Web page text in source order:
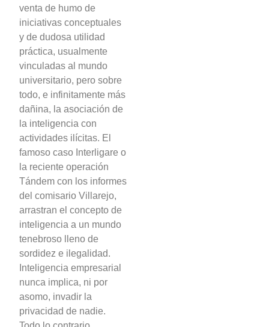
venta de humo de
iniciativas conceptuales
y de dudosa utilidad
práctica, usualmente
vinculadas al mundo
universitario, pero sobre
todo, e infinitamente más
dañina, la asociación de
la inteligencia con
actividades ilícitas. El
famoso caso Interligare o
la reciente operación
Tándem con los informes
del comisario Villarejo,
arrastran el concepto de
inteligencia a un mundo
tenebroso lleno de
sordidez e ilegalidad.
Inteligencia empresarial
nunca implica, ni por
asomo, invadir la
privacidad de nadie.